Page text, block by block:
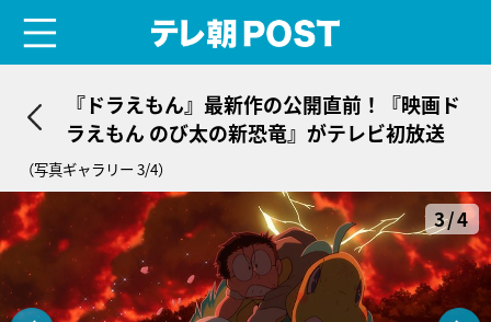
『ドラえもん』最新作の公開直前！『映画ド
ラえもん のび太の新恐竜』がテレビ初放送
（写真ギャラリー 3/4）
3/4